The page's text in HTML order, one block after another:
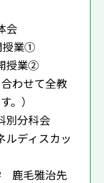
業①
業②
て全教
。）
科会
ィスカッ
雅治先